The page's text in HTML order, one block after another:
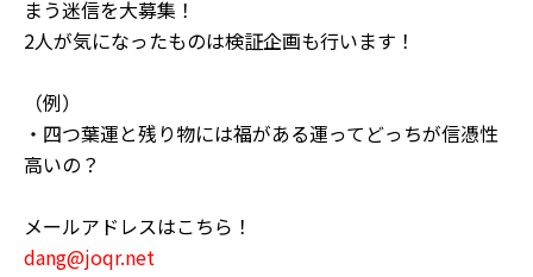
まう迷信を大募集！
2人が気になったものは検証企画も行います！
（例）
・四つ葉運と残り物には福がある運ってどっちが信憑性
高いの？
メールアドレスはこちら！
dang@joqr.net